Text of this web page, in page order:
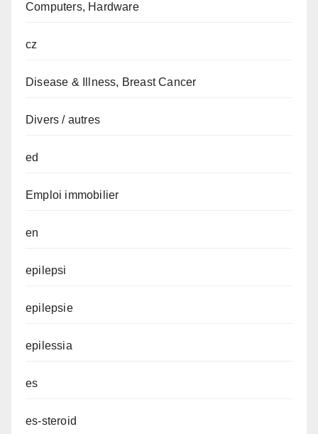
Computers, Hardware
cz
Disease & Illness, Breast Cancer
Divers / autres
ed
Emploi immobilier
en
epilepsi
epilepsie
epilessia
es
es-steroid